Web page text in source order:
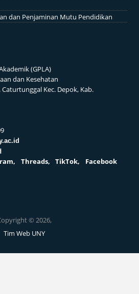
dan Penjaminan Mutu Pendidikan
(GPLA)
dan Kesehatan
Kec. Depok, Kab.
Threads, TikTok, Facebook
© 2026,
Tim Web UNY